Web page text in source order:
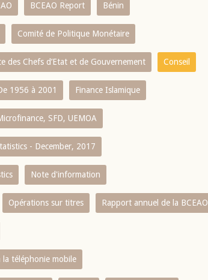
BCEAO Report Bénin
Comité de Politique Monétaire
des Chefs d’Etat et de Gouvernement Conseil
1956 à 2001 Finance Islamique
SFD, UEMOA
- December, 2017
Note d'information
Opérations sur titres Rapport annuel de la BCEAO
la téléphonie mobile